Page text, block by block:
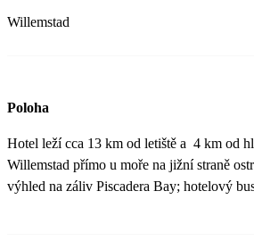
Willemstad
Poloha
Hotel leží cca 13 km od letiště a 4 km od
Willemstad přímo u moře na jižní straně
výhled na záliv Piscadera Bay; hotelový